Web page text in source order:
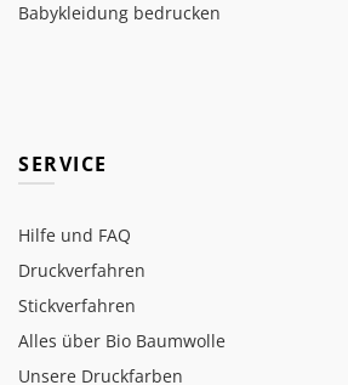
Babykleidung bedrucken
SERVICE
Hilfe und FAQ
Druckverfahren
Stickverfahren
Alles über Bio Baumwolle
Unsere Druckfarben